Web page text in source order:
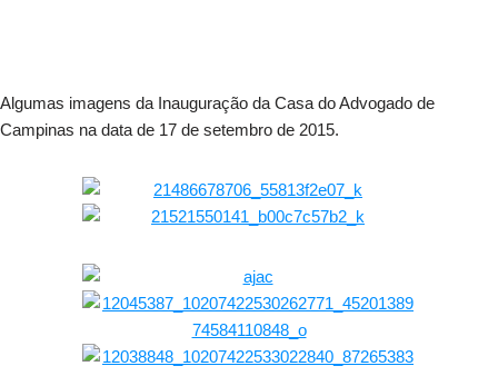
Algumas imagens da Inauguração da Casa do Advogado de
Campinas na data de 17 de setembro de 2015.